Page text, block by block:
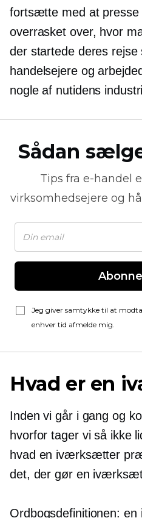
fortsætte med at presse
overrasket over, hvor
der startede deres rejse
handelsejere og
nogle af nutidens
Sådan
Tips fra e-handel
virksomhedsejere og
Jeg giver samtykke til at
enhver tid afmelde mig.
Hvad er en
Inden vi går i gang og
hvorfor tager vi så ikke
hvad en iværksætter
det, der gør en
Ordbogsdefinitionen: